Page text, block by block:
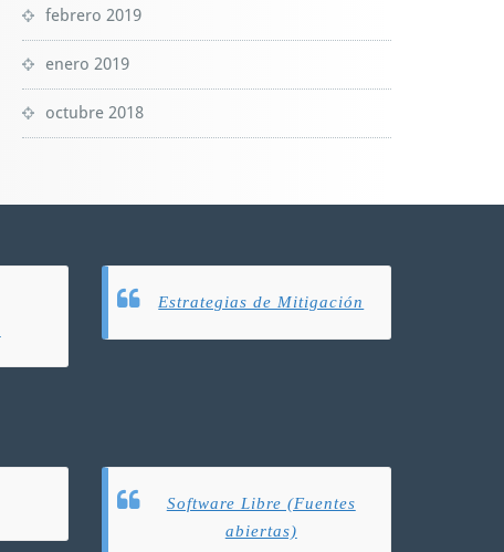
febrero 2019
enero 2019
octubre 2018
Estrategias de Mitigación
Software Libre (Fuentes
abiertas)